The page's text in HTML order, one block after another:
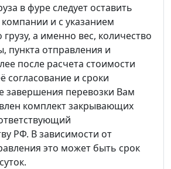
в фуре следует оставить
компании и с указанием
а именно вес, количество
пункта отправления и
после расчета стоимости
согласование и сроки
завершения перевозки Вам
комплект закрывающих
РФ. В зависимости от
это может быть срок